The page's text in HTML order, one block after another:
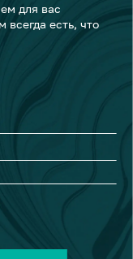
для вас
есть, что